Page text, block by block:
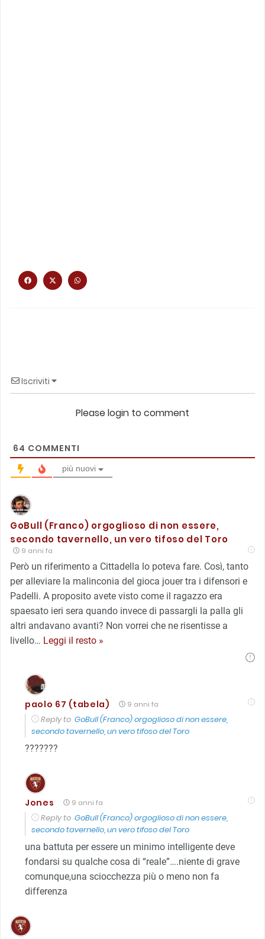
Iscriviti
Please login to comment
64 COMMENTI
più nuovi
GoBull (Franco) orgoglioso di non essere,
secondo tavernello, un vero tifoso del Toro
9 anni fa
Però un riferimento a Cittadella lo poteva fare. Così, tanto
per alleviare la malinconia del gioca jouer tra i difensori e
Padelli. A proposito avete visto come il ragazzo era
spaesato ieri sera quando invece di passargli la palla gli
altri andavano avanti? Non vorrei che ne risentisse a
livello… Leggi il resto »
paolo 67 (tabela) 9 anni fa
Reply to GoBull (Franco) orgoglioso di non essere,
secondo tavernello, un vero tifoso del Toro
???????
Jones 9 anni fa
Reply to GoBull (Franco) orgoglioso di non essere,
secondo tavernello, un vero tifoso del Toro
una battuta per essere un minimo intelligente deve
fondarsi su qualche cosa di “reale”….niente di grave
comunque,una sciocchezza più o meno non fa
differenza